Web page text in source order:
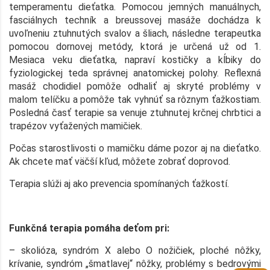
temperamentu dieťatka. Pomocou jemných manuálnych,
fasciálnych techník a breussovej masáže dochádza k
uvoľneniu ztuhnutých svalov a šliach, následne terapeutka
pomocou dornovej metódy, ktorá je určená už od 1.
Mesiaca veku dieťatka, napraví kostičky a kĺbiky do
fyziologickej teda správnej anatomickej polohy. Reflexná
masáž chodidiel pomôže odhaliť aj skryté problémy v
malom telíčku a pomôže tak vyhnúť sa rôznym ťažkostiam.
Posledná časť terapie sa venuje ztuhnutej krčnej chrbtici a
trapézov vyťažených mamičiek.
Počas starostlivosti o mamičku dáme pozor aj na dieťatko.
Ak chcete mať väčší kľud, môžete zobrať doprovod.
Terapia slúži aj ako prevencia spomínaných ťažkostí.
Funkčná terapia pomáha deťom pri:
– skolióza, syndróm X alebo O nožičiek, ploché nôžky,
krívanie, syndróm „šmatlavej“ nôžky, problémy s bedrovými